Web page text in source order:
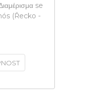
se
(Řecko -